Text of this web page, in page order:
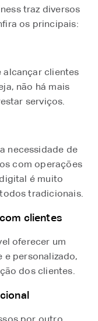
traz diversos
os principais:
alcançar clientes
não há mais
serviços.
necessidade de
com operações
é muito
tradicionais.
clientes
oferecer um
e personalizado,
dos clientes.